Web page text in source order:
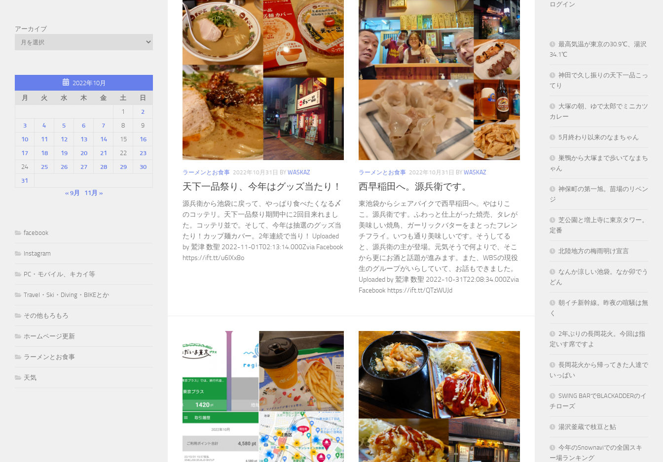
ラーメンとお食事 2022年10月31日 BY WASKAZ
天下一品祭り、今年はグッズ当たり！
源兵衛から池袋に戻って、やっぱり食べたくなる〆
のコッテリ。天下一品祭り期間中に2回目来れまし
た。コッテリ並で。そして、今年は抽選のグッズ当
たり！カップ麺カバー。2年連続で当り！ Uploaded
by 鷲津 数聖 2022-11-01T02:13:14.000Zvia Facebook
https://ift.tt/u6IXx8o
ラーメンとお食事 2022年10月31日 BY WASKAZ
西早稲田へ。源兵衛です。
東池袋からシェアバイクで西早稲田へ。やはりこ
こ。源兵衛です。ふわっと仕上がった焼売、タレが
美味しい焼鳥、ガーリックバターをまとったフレン
チフライ。いつも通り美味しいです。そうしてる
と、源兵衛の主が登場。元気そうで何よりで、そこ
から更にお酒と話題が進みます。また、WBSの現役
生のグループがいらしていて、お話もできました。
Uploaded by 鷲津 数聖 2022-10-31T22:08:34.000Zvia
Facebook https://ift.tt/QTzWUJd
アーカイブ
2022年10月
月
火 水 木 金 土
日
1
2
3
4 5 6 7 8
9
10
11 12 13 14 15
16
17
18 19 20 21 22
23
24
25 26 27 28 29
30
31
« 9月
11月 »
facebook
Instagram
PC・モバイル、キカイ等
Travel・Ski・Diving・BIKEとか
その他もろもろ
ホームページ更新
ラーメンとお食事
天気
ログイン
最高気温が東京の30.9℃、湯沢
34.1℃
神田で久し振りの天下一品こっ
てり
大塚の朝、ゆで太郎でミニカツ
カレー
5月終わり以来のなまちゃん
巣鴨から大塚まで歩いてなまち
ゃん
神保町の第一旭。苗場のリベン
ジ
芝公園と増上寺に東京タワー。
定番
北陸地方の梅雨明け宣言
なんか涼しい池袋。なか卯でう
どん
朝イチ新幹線。昨夜の喧騒は無
く
2年ぶりの長岡花火。今回は指
定いす席ですよ
長岡花火から帰ってきた人達で
いっぱい
SWING BARでBLACKADDERのイ
チローズ
湯沢釜蔵で枝豆と鮎
今年のSnownaviでの全国スキ
ー場ランキング